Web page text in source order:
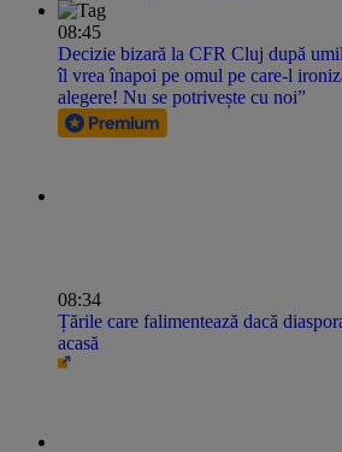
08:45
Decizie bizară la CFR Cluj după
îl vrea înapoi pe omul pe care-l
alegere! Nu se potrivește cu noi”
08:34
Țările care falimentează dacă
acasă